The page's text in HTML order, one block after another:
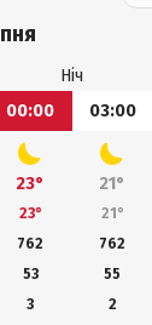
Ніч
00:00
03:00
23° 21°
23° 21°
762
762
53
55
3
2